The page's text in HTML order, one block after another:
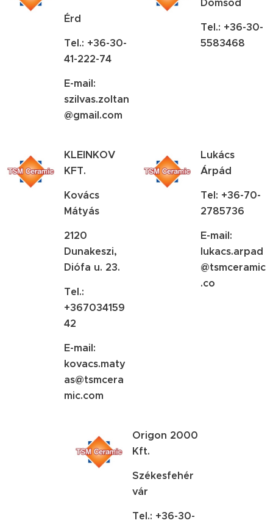
Érd
Tel.: +36-30-
41-222-74
E-mail:
szilvas.zoltan
@gmail.com
Dömsöd
Tel.: +36-30-
5583468
KLEINKOV
KFT.
Kovács
Mátyás
2120
Dunakeszi,
Diófa u. 23.
Tel.:
+367034159
42
E-mail:
kovacs.maty
as@tsmcera
mic.com
Lukács
Árpád
Tel: +36-70-
2785736
E-mail:
lukacs.arpad
@tsmceramic
.co
Origon 2000
Kft.
Székesfehér
vár
Tel.: +36-30-